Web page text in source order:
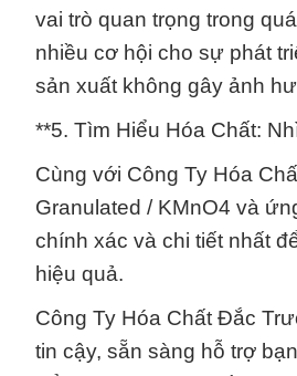
vai trò quan trọng trong
nhiều cơ hội cho sự phát
sản xuất không gây ảnh
**5. Tìm Hiểu Hóa Chất:
Cùng với Công Ty Hóa
Granulated / KMnO4 và
chính xác và chi tiết nhất
hiệu quả.
Công Ty Hóa Chất Đắc
tin cậy, sẵn sàng hỗ trợ